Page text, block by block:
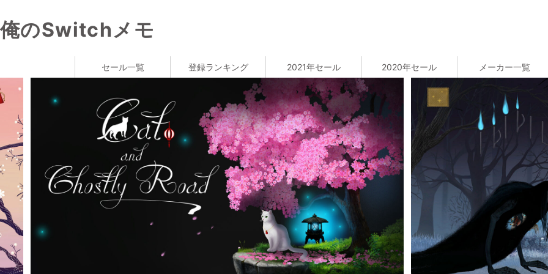
俺のSwitchメモ
セール一覧 登録ランキング 2021年セール 2020年セール メーカー一覧